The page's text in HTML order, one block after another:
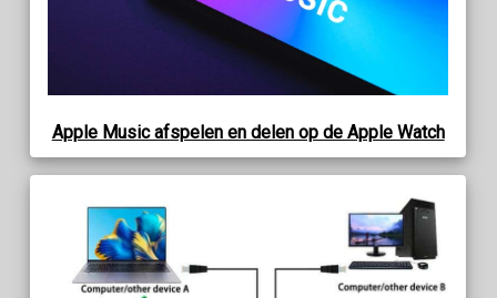
Apple Music afspelen en delen op de Apple Watch